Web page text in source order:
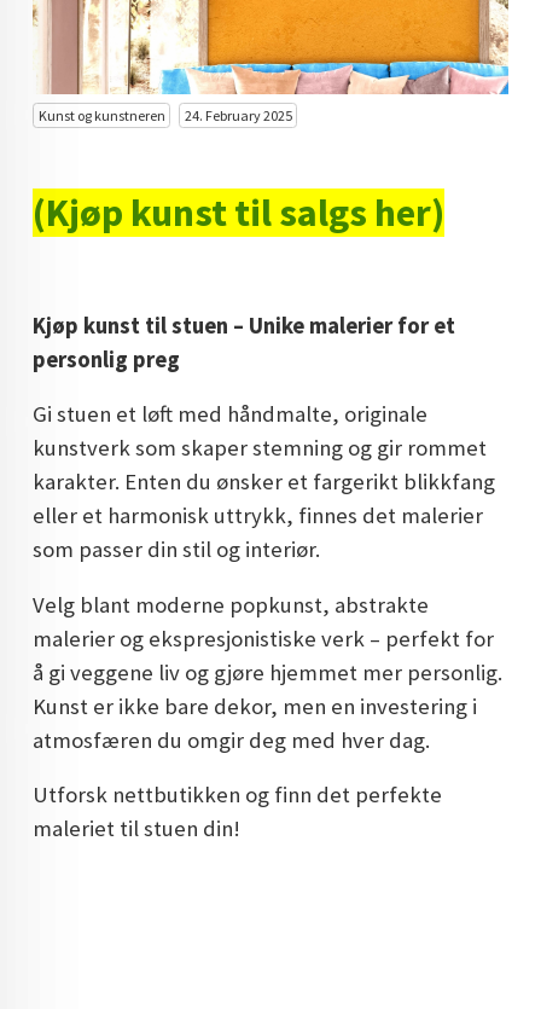
KUNST INVESTERING
KUNSTSTILER
FARGETEORI
POP ART
KUNST
KUNSTNER BLOGG - EN KUNSTNERS DAGBOK
STORE MALERIER TIL STUE
NORSK KUNST
DOPAMIN DECOR NORGE
DOPAMIN DECOR NORGE
Kunst og kunstneren 24. February 2025
(Kjøp kunst til salgs her)
Kjøp kunst til stuen – Unike malerier for et
personlig preg
Gi stuen et løft med håndmalte, originale
kunstverk som skaper stemning og gir rommet
karakter. Enten du ønsker et fargerikt blikkfang
eller et harmonisk uttrykk, finnes det malerier
som passer din stil og interiør.
Velg blant moderne popkunst, abstrakte
malerier og ekspresjonistiske verk – perfekt for
å gi veggene liv og gjøre hjemmet mer personlig.
Kunst er ikke bare dekor, men en investering i
atmosfæren du omgir deg med hver dag.
Utforsk nettbutikken og finn det perfekte
maleriet til stuen din!